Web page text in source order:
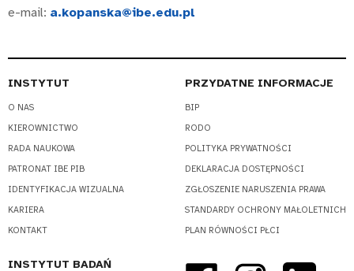
e-mail: a.kopanska@ibe.edu.pl
INSTYTUT
O NAS
KIEROWNICTWO
RADA NAUKOWA
PATRONAT IBE PIB
IDENTYFIKACJA WIZUALNA
KARIERA
KONTAKT
PRZYDATNE INFORMACJE
BIP
RODO
POLITYKA PRYWATNOŚCI
DEKLARACJA DOSTĘPNOŚCI
ZGŁOSZENIE NARUSZENIA PRAWA
STANDARDY OCHRONY MAŁOLETNICH
PLAN RÓWNOŚCI PŁCI
INSTYTUT BADAŃ